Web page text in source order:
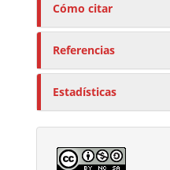
Cómo citar
Referencias
Estadísticas